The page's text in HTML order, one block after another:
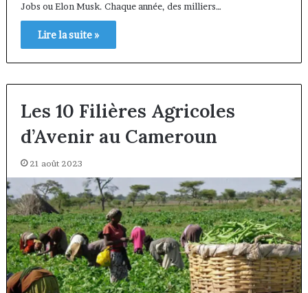
Jobs ou Elon Musk. Chaque année, des milliers…
Lire la suite »
Les 10 Filières Agricoles
d’Avenir au Cameroun
21 août 2023